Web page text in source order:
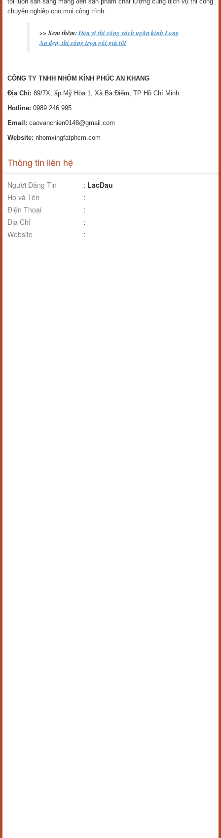
chuyên nghiệp cho mọi công trình.
>> Xem thêm:Đơn vị thi công vách ngăn kính Long
An đẹp, thi công trọn gói giá tốt
CÔNG TY TNHH NHÔM KÍNH PHÚC AN KHANG
Địa Chỉ: 89/7X, ấp Mỹ Hòa 1, Xã Bà Điểm, TP Hồ Chí Minh
Hotline: 0989 246 995
Email: caovanchien0148@gmail.com
Website: nhomxingfatphcm.com
Thông tin liên hệ
Người Đăng Tin : LacDau
Họ và Tên
:
Điện Thoại
:
Địa Chỉ
:
Website
: